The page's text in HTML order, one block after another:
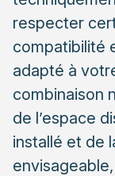
respecter
compatibilité
adapté à
combinaison
de l’espace
installé et de
pratique
Les
La pose
La fixation
spécifiques